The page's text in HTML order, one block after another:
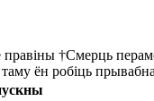
†Смерць
ён робіць